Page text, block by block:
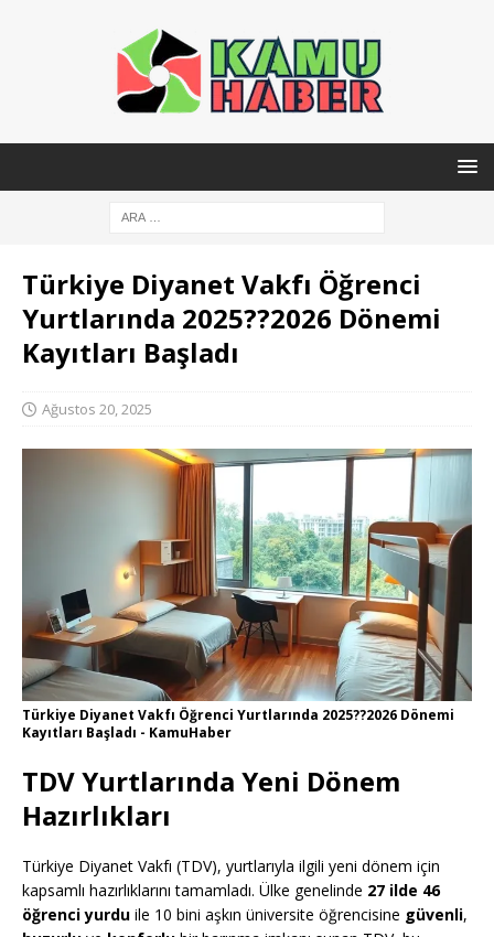
Türkiye Diyanet Vakfı Öğrenci
Yurtlarında 2025??2026 Dönemi
Kayıtları Başladı
Ağustos 20, 2025
Türkiye Diyanet Vakfı Öğrenci Yurtlarında 2025??2026 Dönemi
Kayıtları Başladı - KamuHaber
TDV Yurtlarında Yeni Dönem
Hazırlıkları
Türkiye Diyanet Vakfı (TDV), yurtlarıyla ilgili yeni dönem için
kapsamlı hazırlıklarını tamamladı. Ülke genelinde 27 ilde 46
öğrenci yurdu ile 10 bini aşkın üniversite öğrencisine güvenli,